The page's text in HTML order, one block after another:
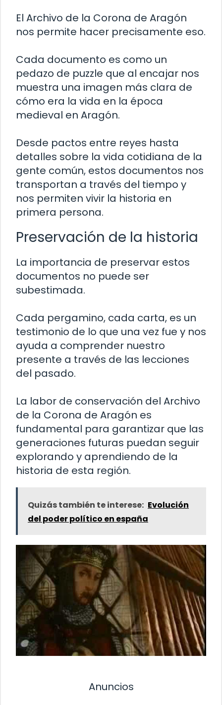
El Archivo de la Corona de Aragón
nos permite hacer precisamente eso.
Cada documento es como un
pedazo de puzzle que al encajar nos
muestra una imagen más clara de
cómo era la vida en la época
medieval en Aragón.
Desde pactos entre reyes hasta
detalles sobre la vida cotidiana de la
gente común, estos documentos nos
transportan a través del tiempo y
nos permiten vivir la historia en
primera persona.
Preservación de la historia
La importancia de preservar estos
documentos no puede ser
subestimada.
Cada pergamino, cada carta, es un
testimonio de lo que una vez fue y nos
ayuda a comprender nuestro
presente a través de las lecciones
del pasado.
La labor de conservación del Archivo
de la Corona de Aragón es
fundamental para garantizar que las
generaciones futuras puedan seguir
explorando y aprendiendo de la
historia de esta región.
Quizás también te interese: Evolución
del poder político en españa
Anuncios